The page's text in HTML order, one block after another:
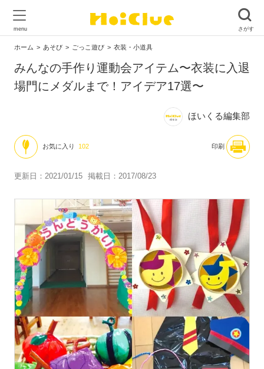
ホーム あそび ごっこ遊び 衣装・小道具
みんなの手作り運動会アイテム〜衣装に入退
場門にメダルまで！アイデア17選〜
ほいくる編集部
お気に入り 102 印刷
更新日：2021/01/15 掲載日：2017/08/23